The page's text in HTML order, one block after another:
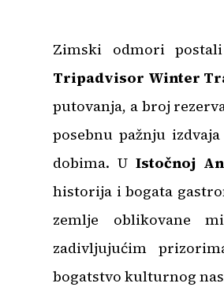
Zimski odmori
Tripadvisor Winter
putovanja, a broj
posebnu pažnju
dobima. UIstočnoj
historija i bogata
zemlje oblikovane
zadivljujućim
bogatstvo kulturnog